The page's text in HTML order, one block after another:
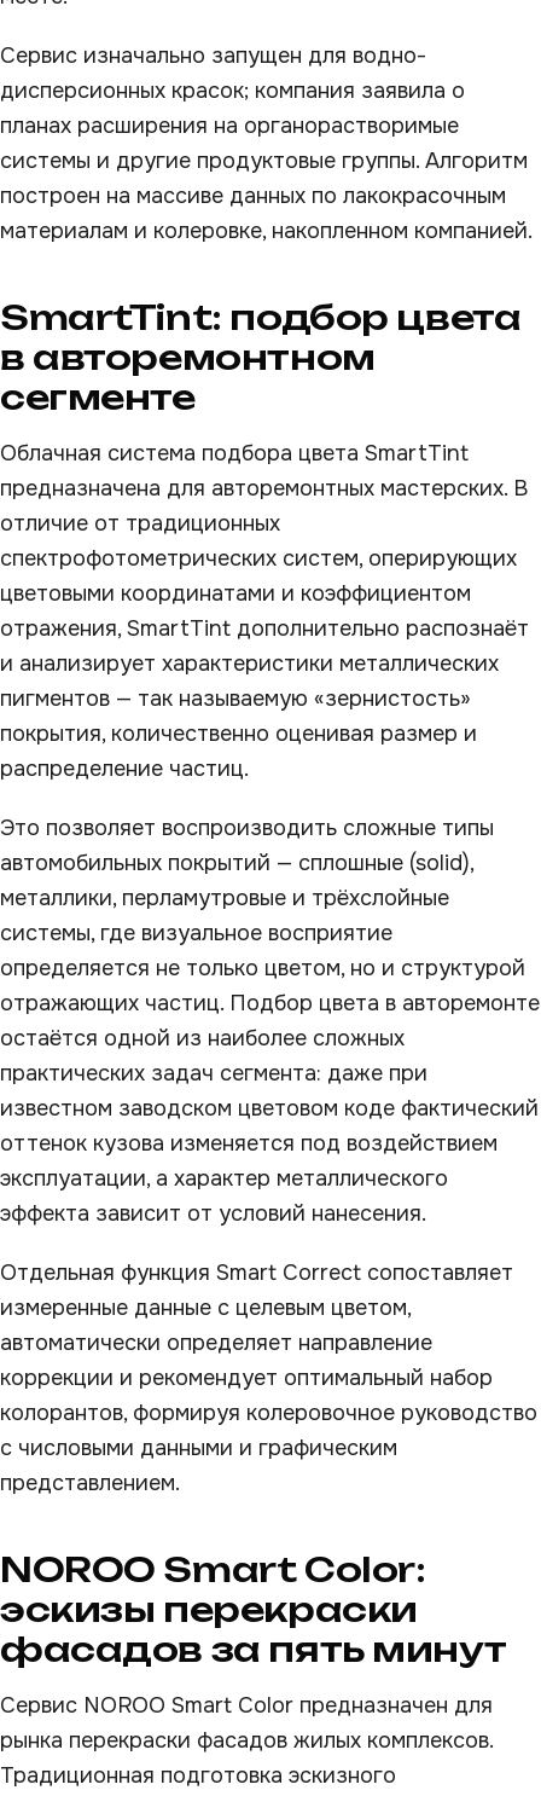
Сервис изначально запущен для водно-
дисперсионных красок; компания заявила о
планах расширения на органорастворимые
системы и другие продуктовые группы. Алгоритм
построен на массиве данных по лакокрасочным
материалам и колеровке, накопленном компанией.
SmartTint: подбор цвета
в авторемонтном
сегменте
Облачная система подбора цвета SmartTint
предназначена для авторемонтных мастерских. В
отличие от традиционных
спектрофотометрических систем, оперирующих
цветовыми координатами и коэффициентом
отражения, SmartTint дополнительно распознаёт
и анализирует характеристики металлических
пигментов — так называемую «зернистость»
покрытия, количественно оценивая размер и
распределение частиц.
Это позволяет воспроизводить сложные типы
автомобильных покрытий — сплошные (solid),
металлики, перламутровые и трёхслойные
системы, где визуальное восприятие
определяется не только цветом, но и структурой
отражающих частиц. Подбор цвета в авторемонте
остаётся одной из наиболее сложных
практических задач сегмента: даже при
известном заводском цветовом коде фактический
оттенок кузова изменяется под воздействием
эксплуатации, а характер металлического
эффекта зависит от условий нанесения.
Отдельная функция Smart Correct сопоставляет
измеренные данные с целевым цветом,
автоматически определяет направление
коррекции и рекомендует оптимальный набор
колорантов, формируя колеровочное руководство
с числовыми данными и графическим
представлением.
NOROO Smart Color:
эскизы перекраски
фасадов за пять минут
Сервис NOROO Smart Color предназначен для
рынка перекраски фасадов жилых комплексов.
Традиционная подготовка эскизного